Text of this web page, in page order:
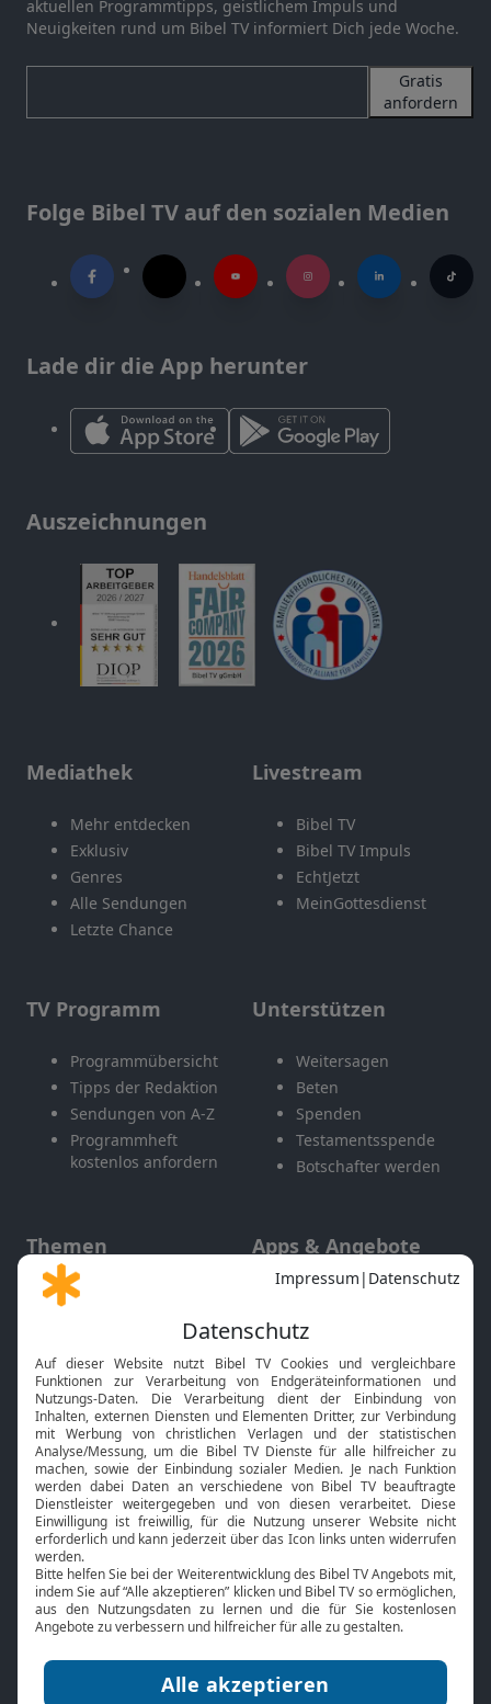
aktuellen Programmtipps, geistlichem Impuls und
Neuigkeiten rund um Bibel TV informiert Dich jede Woche.
Gratis
anfordern
Folge Bibel TV auf den sozialen Medien
Lade dir die App herunter
Auszeichnungen
Mediathek
Mehr entdecken
Exklusiv
Genres
Alle Sendungen
Letzte Chance
Livestream
Bibel TV
Bibel TV Impuls
EchtJetzt
MeinGottesdienst
TV Programm
Programmübersicht
Tipps der Redaktion
Sendungen von A-Z
Programmheft
kostenlos anfordern
Unterstützen
Weitersagen
Beten
Spenden
Testamentsspende
Botschafter werden
Themen
Gott und Bibel erklärt
Neuigkeiten
Apps & Angebote
Mobile App
Smart TV
HbbTV
Bibelthek Online-Bibel
Nächster Gottesdienst
Bibel TV
Über uns
Jobs
Mediadaten
Service
Kontakt
TV-Empfang